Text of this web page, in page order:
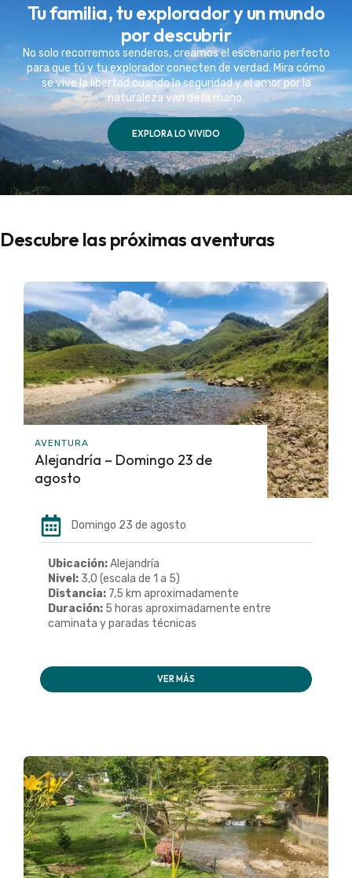
Tu familia, tu explorador y un mundo
por descubrir
No solo recorremos senderos, creamos el escenario perfecto
para que tú y tu explorador conecten de verdad. Mira cómo
se vive la libertad cuando la seguridad y el amor por la
naturaleza van de la mano.
EXPLORA LO VIVIDO
Descubre las próximas aventuras
AVENTURA
Alejandría – Domingo 23 de
agosto
Domingo 23 de agosto
Ubicación:Alejandría
Nivel: 3,0 (escala de 1 a 5)
Distancia: 7,5 km aproximadamente
Duración: 5 horas aproximadamente entre
caminata y paradas técnicas
VER MÁS